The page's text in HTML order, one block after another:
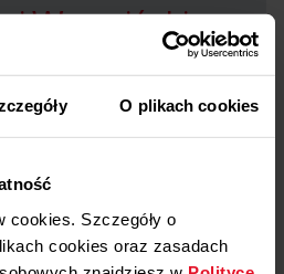
O plikach cookies
cookies. Szczegóły o
cookies oraz zasadach
Wrzesiński
kuchnią japońską
r. w Sushi Barze Sakana
lokalach jak Sushi
Sushi Tokyo, Sushi
specjałami
przygotowuje sushi w